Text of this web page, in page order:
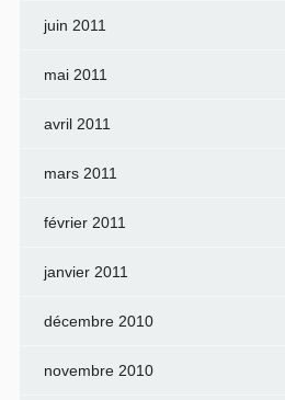
juin 2011
mai 2011
avril 2011
mars 2011
février 2011
janvier 2011
décembre 2010
novembre 2010